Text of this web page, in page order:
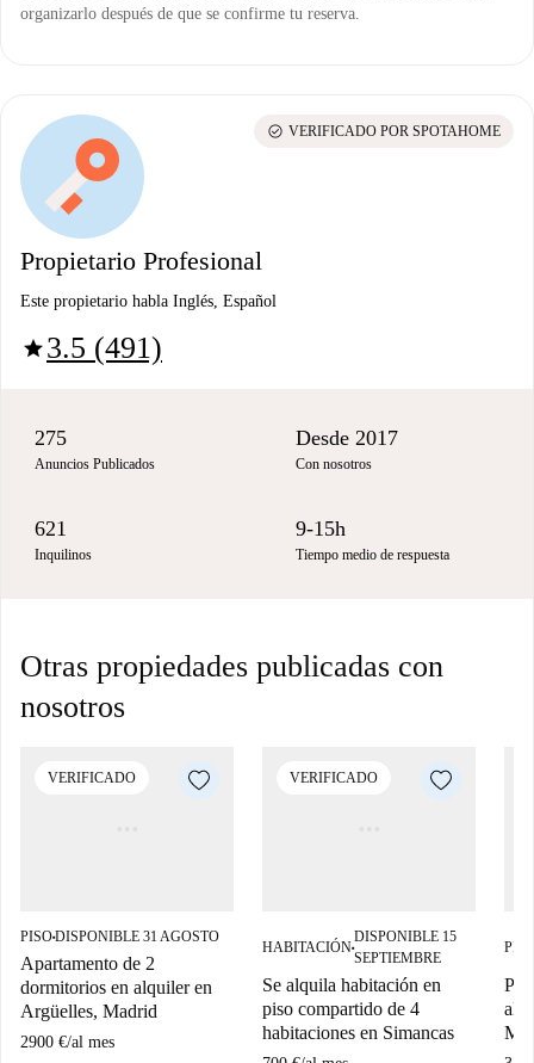
organizarlo después de que se confirme tu reserva.
Propietario Profesional
Este propietario habla Inglés, Español
star3.5 (491)
check_circle VERIFICADO POR SPOTAHOME
275
Anuncios Publicados
Desde 2017
Con nosotros
621
Inquilinos
9-15h
Tiempo medio de respuesta
Otras propiedades publicadas con
nosotros
VERIFICADO
PISO■DISPONIBLE 31 AGOSTO
Apartamento de 2
dormitorios en alquiler en
Argüelles, Madrid
2900 €/al mes
VERIFICADO
HABITACIÓN■
DISPONIBLE 15
SEPTIEMBRE
Se alquila habitación en
piso compartido de 4
habitaciones en Simancas